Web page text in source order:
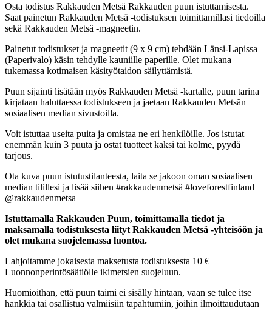
Osta todistus Rakkauden Metsä Rakkauden puun istuttamisesta.
Saat painetun Rakkauden Metsä -todistuksen toimittamillasi tiedoilla
sekä Rakkauden Metsä -magneetin.
Painetut todistukset ja magneetit (9 x 9 cm) tehdään Länsi-Lapissa
(Paperivalo) käsin tehdylle kauniille paperille. Olet mukana
tukemassa kotimaisen käsityötaidon säilyttämistä.
Puun sijainti lisätään myös Rakkauden Metsä -kartalle, puun tarina
kirjataan haluttaessa todistukseen ja jaetaan Rakkauden Metsän
sosiaalisen median sivustoilla.
Voit istuttaa useita puita ja omistaa ne eri henkilöille. Jos istutat
enemmän kuin 3 puuta ja ostat tuotteet kaksi tai kolme, pyydä
tarjous.
Ota kuva puun istutustilanteesta, laita se jakoon oman sosiaalisen
median tilillesi ja lisää siihen #rakkaudenmetsä #loveforestfinland
@rakkaudenmetsa
Istuttamalla Rakkauden Puun, toimittamalla tiedot ja
maksamalla todistuksesta liityt Rakkauden Metsä -yhteisöön ja
olet mukana suojelemassa luontoa.
Lahjoitamme jokaisesta maksetusta todistuksesta 10 €
Luonnonperintösäätiölle ikimetsien suojeluun.
Huomioithan, että puun taimi ei sisälly hintaan, vaan se tulee itse
hankkia tai osallistua valmiisiin tapahtumiin, joihin ilmoittaudutaan